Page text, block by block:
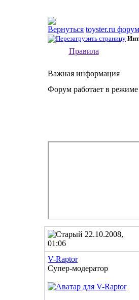
toyster.ru форум
Правила
Важная информация
Форум работает в
22.10.2008,
01:06
V-Raptor
Супер-модератор